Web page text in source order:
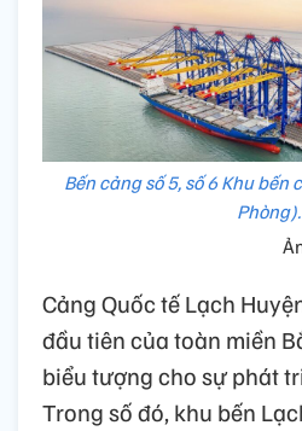
Bến cảng số 5, số 6 Khu
Phòng).
Cảng Quốc tế Lạch
đầu tiên của toàn miền
biểu tượng cho sự phát
Trong số đó, khu bến